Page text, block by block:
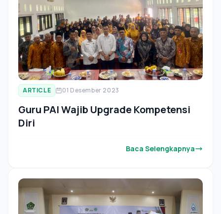
ARTICLE 01 Desember 2023
Guru PAI Wajib Upgrade Kompetensi
Diri
Baca Selengkapnya